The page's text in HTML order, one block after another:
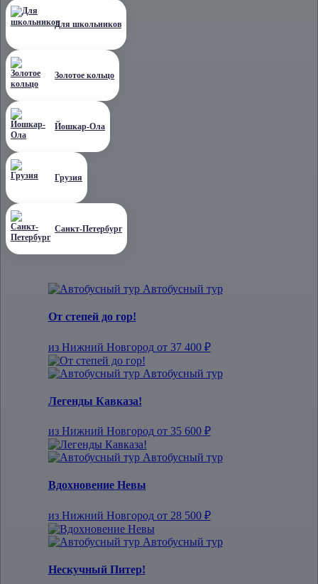
Для школьников
Золотое кольцо
Йошкар-Ола
Грузия
Санкт-Петербург
Автобусный тур
От степей до гор!
из Нижний Новгород от 37 400 ₽
Автобусный тур
Легенды Кавказа!
из Нижний Новгород от 35 600 ₽
Автобусный тур
Вдохновение Невы
из Нижний Новгород от 28 500 ₽
Автобусный тур
Нескучный Питер!